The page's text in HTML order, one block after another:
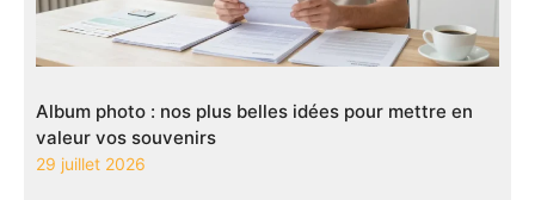
Album photo : nos plus belles idées pour mettre en
valeur vos souvenirs
29 juillet 2026